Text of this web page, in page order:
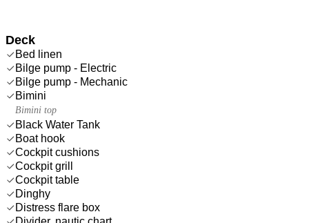
Deck
Bed linen
Bilge pump - Electric
Bilge pump - Mechanic
Bimini
Bimini top
Black Water Tank
Boat hook
Cockpit cushions
Cockpit grill
Cockpit table
Dinghy
Distress flare box